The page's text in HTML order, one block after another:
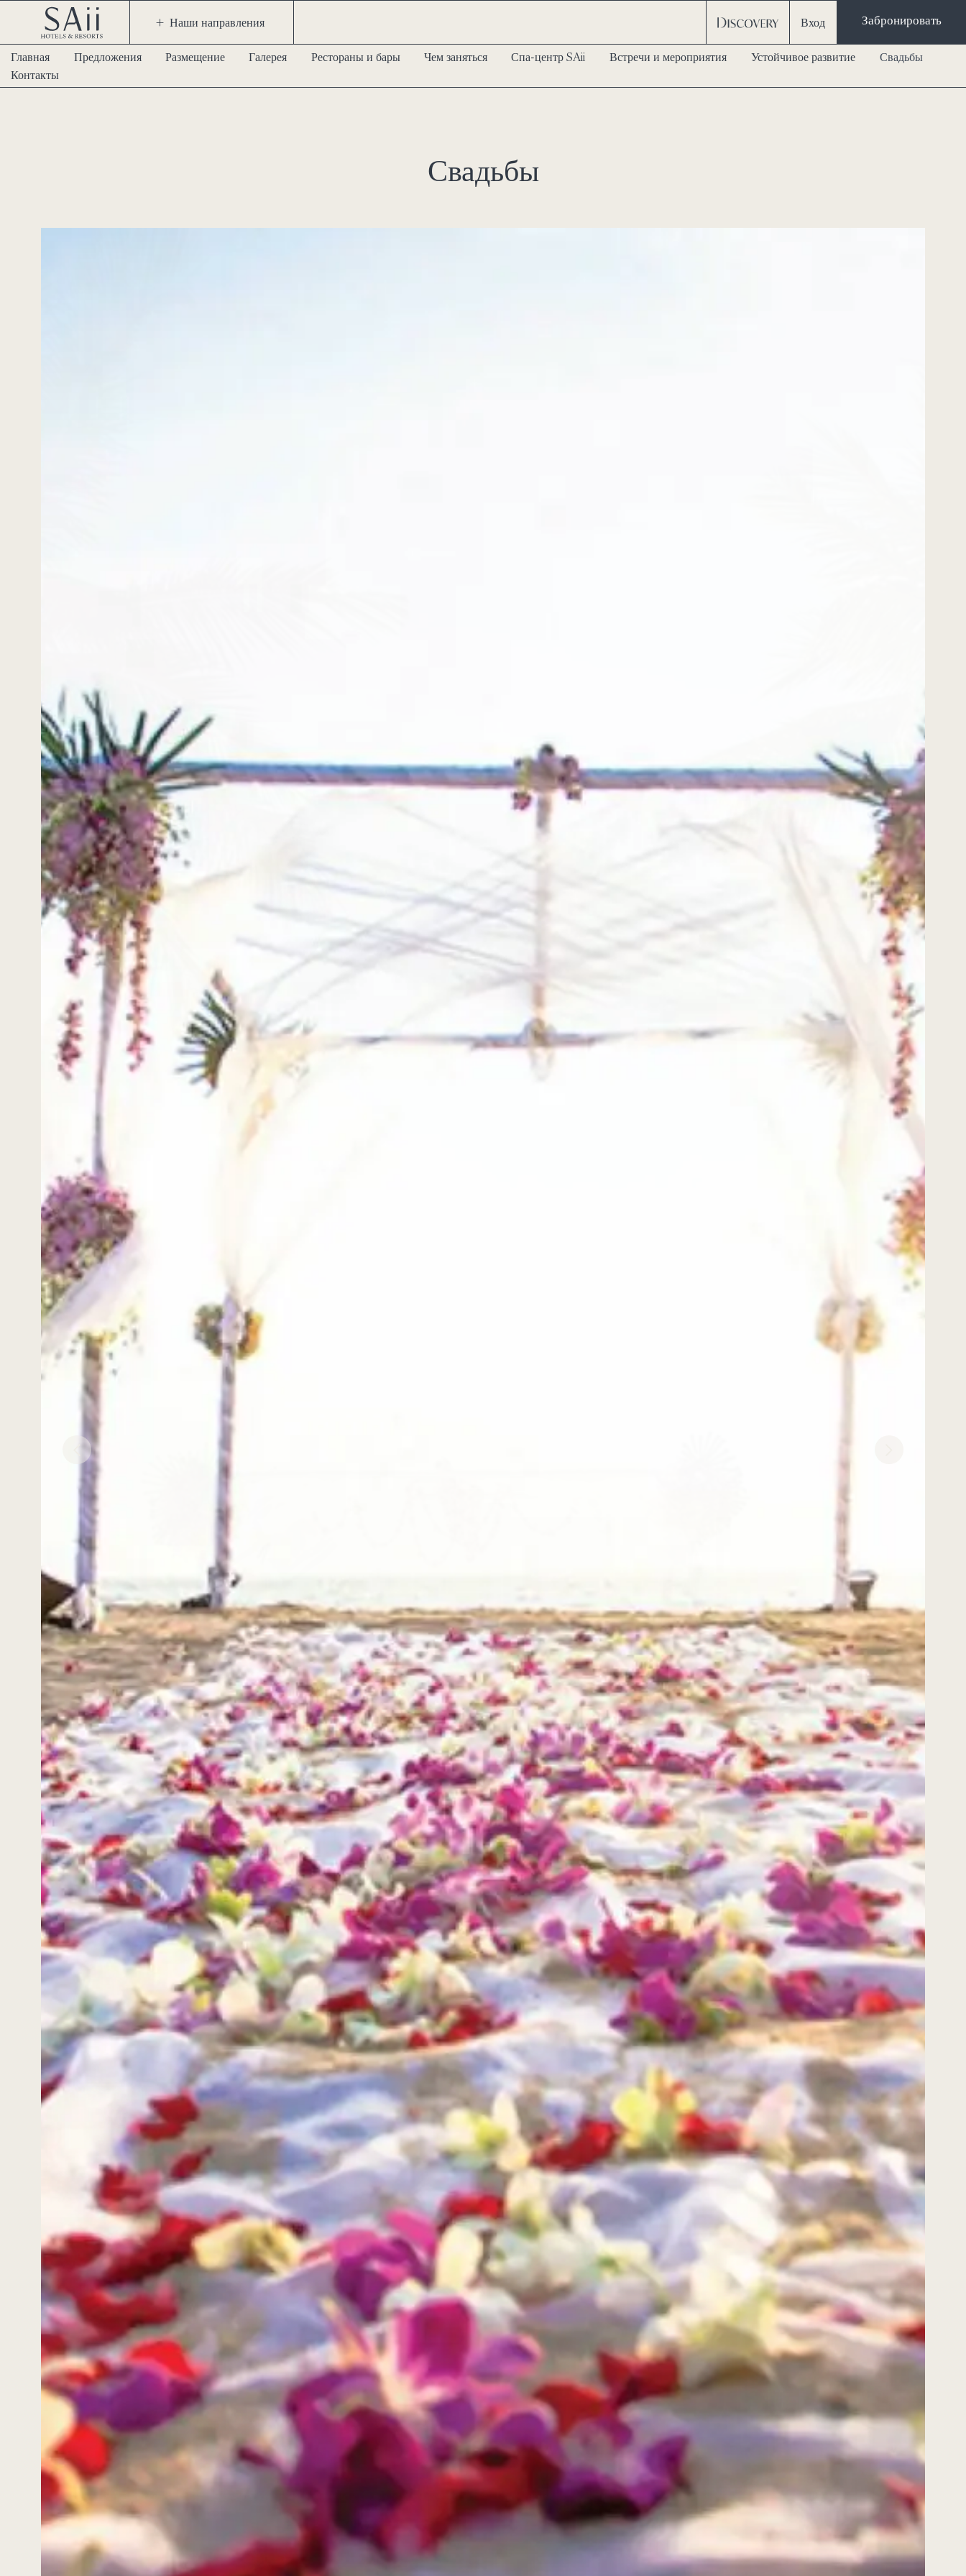
Наши направления Вход Забронировать
Главная Предложения Размещение Галерея Рестораны и бары Чем заняться Спа-центр SAii Встречи и мероприятия Устойчивое развитие
Свадьбы
Контакты
Свадьбы